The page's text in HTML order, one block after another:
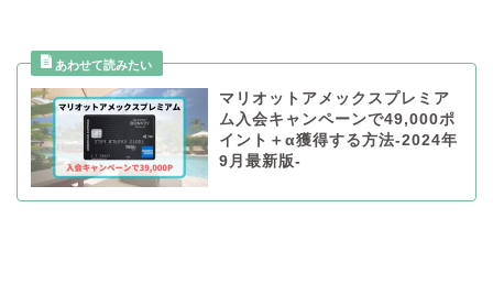
マリオットアメックスプレミア
ム入会キャンペーンで49,000ポ
イント＋α獲得する方法-2024年
9月最新版-